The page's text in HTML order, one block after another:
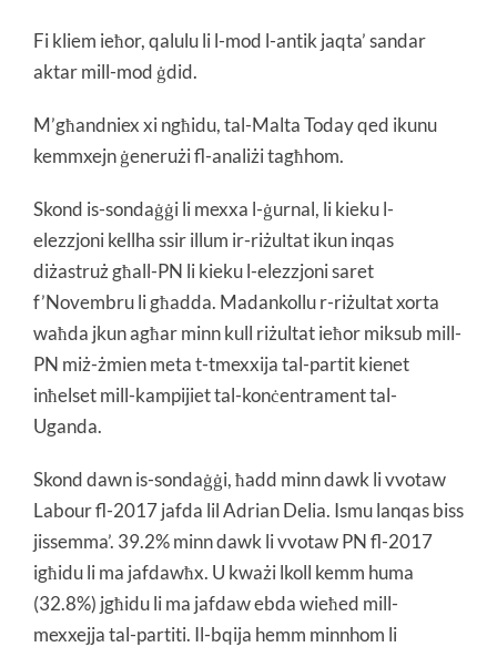
Fi kliem ieħor, qalulu li l-mod l-antik jaqta’ sandar
aktar mill-mod ġdid.
M’għandniex xi ngħidu, tal-Malta Today qed ikunu
kemmxejn ġenerużi fl-analiżi tagħhom.
Skond is-sondaġġi li mexxa l-ġurnal, li kieku l-
elezzjoni kellha ssir illum ir-riżultat ikun inqas
diżastruż għall-PN li kieku l-elezzjoni saret
f’Novembru li għadda. Madankollu r-riżultat xorta
waħda jkun agħar minn kull riżultat ieħor miksub mill-
PN miż-żmien meta t-tmexxija tal-partit kienet
inħelset mill-kampijiet tal-konċentrament tal-
Uganda.
Skond dawn is-sondaġġi, ħadd minn dawk li vvotaw
Labour fl-2017 jafda lil Adrian Delia. Ismu lanqas biss
jissemma’. 39.2% minn dawk li vvotaw PN fl-2017
igħidu li ma jafdawħx. U kważi lkoll kemm huma
(32.8%) jgħidu li ma jafdaw ebda wieħed mill-
mexxejja tal-partiti. Il-bqija hemm minnhom li